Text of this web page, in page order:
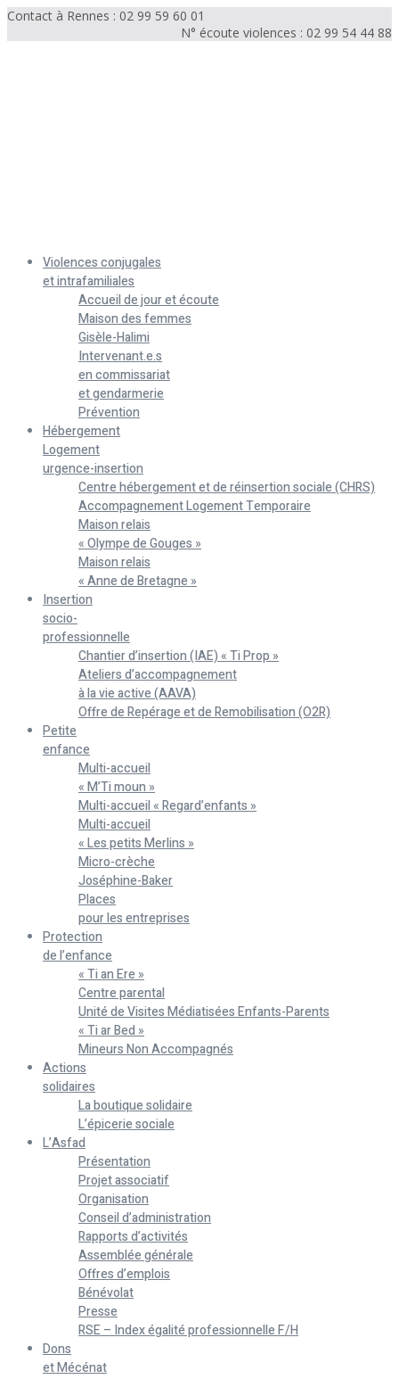
Contact à Rennes : 02 99 59 60 01
N° écoute violences : 02 99 54 44 88
Violences conjugales
et intrafamiliales
Accueil de jour et écoute
Maison des femmes
Gisèle-Halimi
Intervenant.e.s
en commissariat
et gendarmerie
Prévention
Hébergement
Logement
urgence-insertion
Centre hébergement et de réinsertion sociale (CHRS)
Accompagnement Logement Temporaire
Maison relais
« Olympe de Gouges »
Maison relais
« Anne de Bretagne »
Insertion
socio-
professionnelle
Chantier d’insertion (IAE) « Ti Prop »
Ateliers d’accompagnement
à la vie active (AAVA)
Offre de Repérage et de Remobilisation (O2R)
Petite
enfance
Multi-accueil
« M’Ti moun »
Multi-accueil « Regard’enfants »
Multi-accueil
« Les petits Merlins »
Micro-crèche
Joséphine-Baker
Places
pour les entreprises
Protection
de l’enfance
« Ti an Ere »
Centre parental
Unité de Visites Médiatisées Enfants-Parents
« Ti ar Bed »
Mineurs Non Accompagnés
Actions
solidaires
La boutique solidaire
L’épicerie sociale
L’Asfad
Présentation
Projet associatif
Organisation
Conseil d’administration
Rapports d’activités
Assemblée générale
Offres d’emplois
Bénévolat
Presse
RSE – Index égalité professionnelle F/H
Dons
et Mécénat